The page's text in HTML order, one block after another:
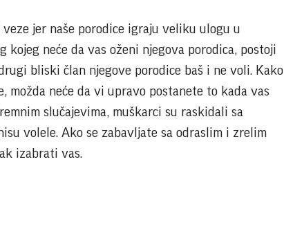
jer naše porodice igraju veliku ulogu u
kojeg neće da vas oženi njegova porodica, postoji
bliski član njegove porodice baš i ne voli. Kako
možda neće da vi upravo postanete to kada vas
slučajevima, muškarci su raskidali sa
volele. Ako se zabavljate sa odraslim i zrelim
izabrati vas.